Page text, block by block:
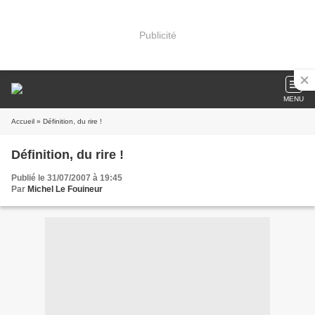
Publicité
MENU
Accueil » Définition, du rire !
Définition, du rire !
Publié le 31/07/2007 à 19:45
Par Michel Le Fouineur